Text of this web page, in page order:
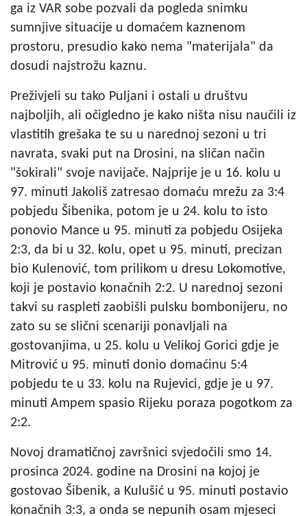
ga iz VAR sobe pozvali da pogleda snimku
sumnjive situacije u domaćem kaznenom
prostoru, presudio kako nema "materijala" da
dosudi najstrožu kaznu.
Preživjeli su tako Puljani i ostali u društvu
najboljih, ali očigledno je kako ništa nisu naučili iz
vlastitih grešaka te su u narednoj sezoni u tri
navrata, svaki put na Drosini, na sličan način
"šokirali" svoje navijače. Najprije je u 16. kolu u
97. minuti Jakoliš zatresao domaću mrežu za 3:4
pobjedu Šibenika, potom je u 24. kolu to isto
ponovio Mance u 95. minuti za pobjedu Osijeka
2:3, da bi u 32. kolu, opet u 95. minuti, precizan
bio Kulenović, tom prilikom u dresu Lokomotive,
koji je postavio konačnih 2:2. U narednoj sezoni
takvi su raspleti zaobišli pulsku bombonijeru, no
zato su se slični scenariji ponavljali na
gostovanjima, u 25. kolu u Velikoj Gorici gdje je
Mitrović u 95. minuti donio domaćinu 5:4
pobjedu te u 33. kolu na Rujevici, gdje je u 97.
minuti Ampem spasio Rijeku poraza pogotkom za
2:2.
Novoj dramatičnoj završnici svjedočili smo 14.
prosinca 2024. godine na Drosini na kojoj je
gostovao Šibenik, a Kulušić u 95. minuti postavio
konačnih 3:3, a onda se nepunih osam mjeseci